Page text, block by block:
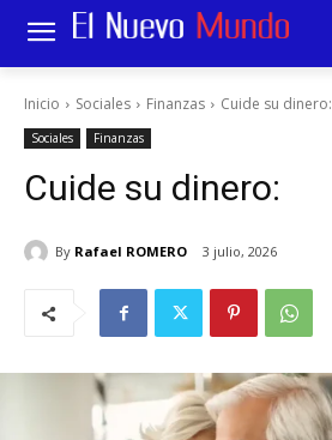
Inicio Sociales Finanzas Cuide su dinero:
Sociales Finanzas
Cuide su dinero:
By Rafael ROMERO 3 julio, 2026